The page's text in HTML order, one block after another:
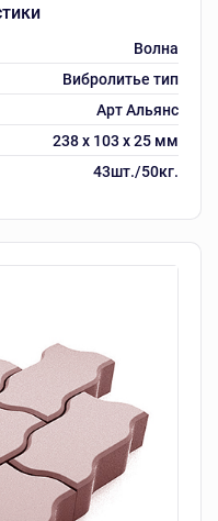
Волна
Вибролитье тип
Арт Альянс
238 х 103 х 25 мм
43шт./50кг.